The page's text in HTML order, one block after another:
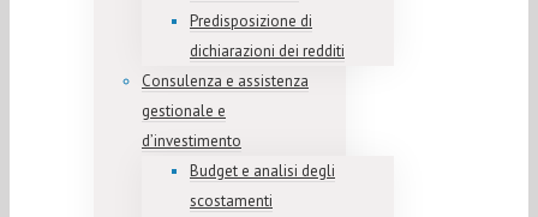
Predisposizione di
dichiarazioni dei redditi
Consulenza e assistenza
gestionale e
d’investimento
Budget e analisi degli
scostamenti